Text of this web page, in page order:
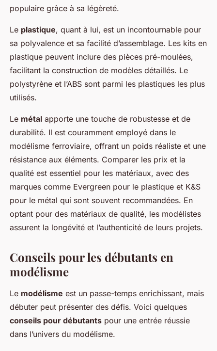
populaire grâce à sa légèreté.
Le plastique, quant à lui, est un incontournable pour
sa polyvalence et sa facilité d’assemblage. Les kits en
plastique peuvent inclure des pièces pré-moulées,
facilitant la construction de modèles détaillés. Le
polystyrène et l’ABS sont parmi les plastiques les plus
utilisés.
Le métal apporte une touche de robustesse et de
durabilité. Il est couramment employé dans le
modélisme ferroviaire, offrant un poids réaliste et une
résistance aux éléments. Comparer les prix et la
qualité est essentiel pour les matériaux, avec des
marques comme Evergreen pour le plastique et K&S
pour le métal qui sont souvent recommandées. En
optant pour des matériaux de qualité, les modélistes
assurent la longévité et l’authenticité de leurs projets.
Conseils pour les débutants en
modélisme
Le modélisme est un passe-temps enrichissant, mais
débuter peut présenter des défis. Voici quelques
conseils pour débutants pour une entrée réussie
dans l’univers du modélisme.